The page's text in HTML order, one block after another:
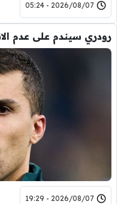
2026/08/07 - 05:24
رودري سيندم على عدم
2026/08/07 - 19:29